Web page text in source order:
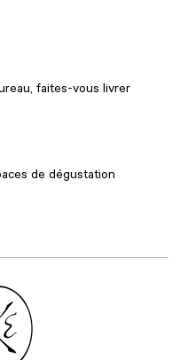
faites-vous livrer
de dégustation